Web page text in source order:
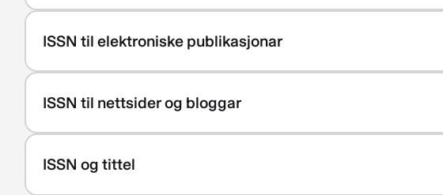
ISSN til elektroniske publikasjonar
ISSN til nettsider og bloggar
ISSN og tittel